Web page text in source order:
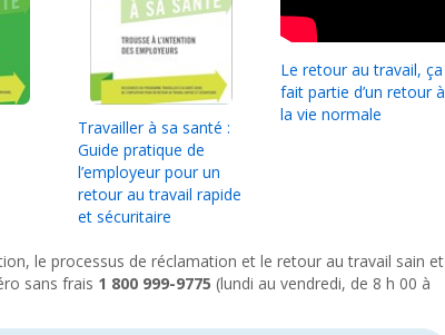
Travailler à sa santé :
Guide pratique de
l’employeur pour un
retour au travail rapide
et sécuritaire
Le retour au travail, ça
fait partie d’un retour à
la vie normale
le processus de réclamation et le retour au travail sain et
sans frais 1 800 999-9775 (lundi au vendredi, de 8 h 00 à